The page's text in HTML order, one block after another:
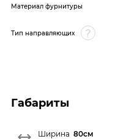
Материал фурнитуры
Тип направляющих
Габариты
Ширина 80см